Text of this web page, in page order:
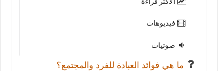
فيديوهات
صوتيات
ما هي فوائد العبادة للفرد والمجتمع؟